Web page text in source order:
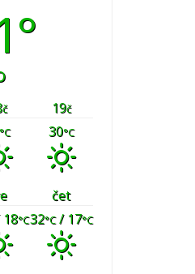
č 19č
°C 30°C
čet
°C32°C/ 17°C